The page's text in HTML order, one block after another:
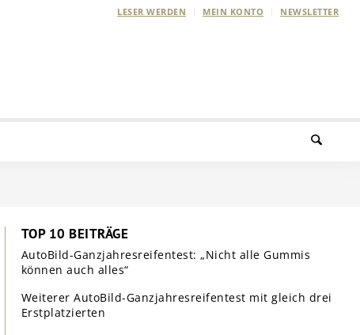
LESER WERDEN MEIN KONTO NEWSLETTER
TOP 10 BEITRÄGE
AutoBild-Ganzjahresreifentest: „Nicht alle Gummis
können auch alles“
Weiterer AutoBild-Ganzjahresreifentest mit gleich drei
Erstplatzierten